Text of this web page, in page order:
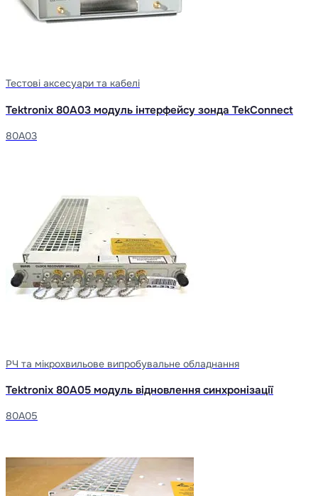
Тестові аксесуари та кабелі
Tektronix 80A03 модуль інтерфейсу зонда TekConnect
80A03
РЧ та мікрохвильове випробувальне обладнання
Tektronix 80A05 модуль відновлення синхронізації
80A05